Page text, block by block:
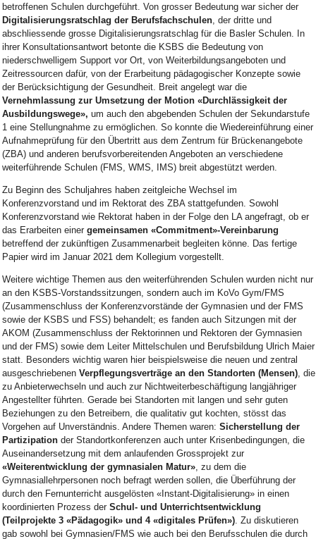
betroffenen Schulen durchgeführt. Von grosser Bedeutung war sicher der
Digitalisierungsratschlag der Berufsfachschulen, der dritte und
abschliessende grosse Digitalisierungsratschlag für die Basler Schulen. In
ihrer Konsultationsantwort betonte die KSBS die Bedeutung von
niederschwelligem Support vor Ort, von Weiterbildungsangeboten und
Zeitressourcen dafür, von der Erarbeitung pädagogischer Konzepte sowie
der Berücksichtigung der Gesundheit. Breit angelegt war die
Vernehmlassung zur Umsetzung der Motion «Durchlässigkeit der
Ausbildungswege», um auch den abgebenden Schulen der Sekundarstufe
1 eine Stellungnahme zu ermöglichen. So konnte die Wiedereinführung einer
Aufnahmeprüfung für den Übertritt aus dem Zentrum für Brückenangebote
(ZBA) und anderen berufsvorbereitenden Angeboten an verschiedene
weiterführende Schulen (FMS, WMS, IMS) breit abgestützt werden.
Zu Beginn des Schuljahres haben zeitgleiche Wechsel im
Konferenzvorstand und im Rektorat des ZBA stattgefunden. Sowohl
Konferenzvorstand wie Rektorat haben in der Folge den LA angefragt, ob er
das Erarbeiten einer gemeinsamen «Commitment»-Vereinbarung
betreffend der zukünftigen Zusammenarbeit begleiten könne. Das fertige
Papier wird im Januar 2021 dem Kollegium vorgestellt.
Weitere wichtige Themen aus den weiterführenden Schulen wurden nicht nur
an den KSBS-Vorstandssitzungen, sondern auch im KoVo Gym/FMS
(Zusammenschluss der Konferenzvorstände der Gymnasien und der FMS
sowie der KSBS und FSS) behandelt; es fanden auch Sitzungen mit der
AKOM (Zusammenschluss der Rektorinnen und Rektoren der Gymnasien
und der FMS) sowie dem Leiter Mittelschulen und Berufsbildung Ulrich Maier
statt. Besonders wichtig waren hier beispielsweise die neuen und zentral
ausgeschriebenenVerpflegungsverträge an den Standorten (Mensen), die
zu Anbieterwechseln und auch zur Nichtweiterbeschäftigung langjähriger
Angestellter führten. Gerade bei Standorten mit langen und sehr guten
Beziehungen zu den Betreibern, die qualitativ gut kochten, stösst das
Vorgehen auf Unverständnis. Andere Themen waren: Sicherstellung der
Partizipationder Standortkonferenzen auch unter Krisenbedingungen, die
Auseinandersetzung mit dem anlaufenden Grossprojekt zur
«Weiterentwicklung der gymnasialen Matur», zu dem die
Gymnasiallehrpersonen noch befragt werden sollen, die Überführung der
durch den Fernunterricht ausgelösten «Instant-Digitalisierung» in einen
koordinierten Prozess der Schul- und Unterrichtsentwicklung
(Teilprojekte 3 «Pädagogik» und 4 «digitales Prüfen»). Zu diskutieren
gab sowohl bei Gymnasien/FMS wie auch bei den Berufsschulen die durch